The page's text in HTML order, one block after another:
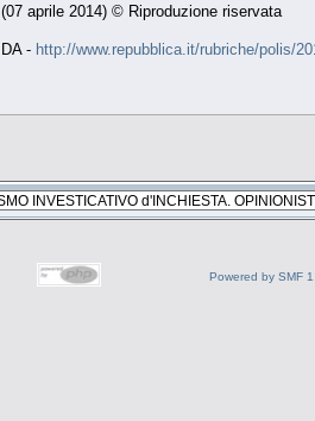
(07 aprile 2014) © Riproduzione riservata
DA - http://www.repubblica.it/rubriche/polis/
Powered by SMF